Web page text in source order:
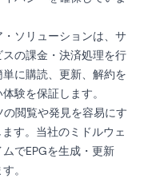
ソリューションは、サ
の課金・決済処理を行
に購読、更新、解約を
験を保証します。
の閲覧や発見を容易にす
す。当社のミドルウェ
でEPGを生成・更新
。